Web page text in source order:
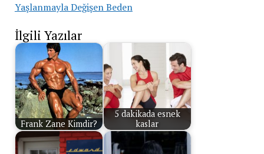
Yaşlanmayla Değişen Beden
İlgili Yazılar
Frank Zane Kimdir?
5 dakikada esnek
kaslar